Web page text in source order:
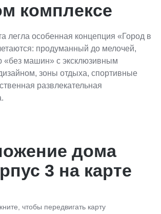
комплексе
легла особенная концепция «Город в
продуманный до мелочей,
«без машин» с эксклюзивным
зоны отдыха, спортивные
развлекательная
дома
3 на карте
чтобы передвигать карту